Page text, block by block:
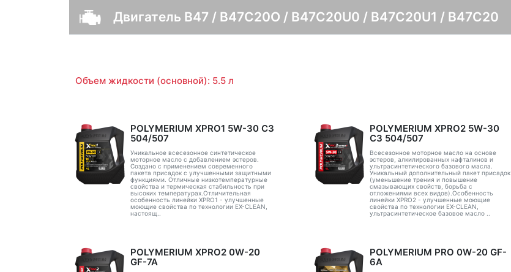
Двигатель B47 / B47C20O / B47C20U0 / B47C20U1 / B47C20
Объем жидкости (основной): 5.5 л
POLYMERIUM XPRO1 5W-30 C3
504/507
Уникальное всесезонное синтетическое
моторное масло с добавлением эстеров.
Создано с применением современного
пакета присадок с улучшенными защитными
функциями. Отличные низкотемпературные
свойства и термическая стабильность при
высоких температурах.Отличительная
особенность линейки XPRO1 - улучшенные
моющие свойства по технологии EX-CLEAN,
настоящ..
POLYMERIUM XPRO2 5W-30
C3 504/507
Всесезонное моторное масло на основе
эстеров, алкилированных нафталинов и
ультрасинтетического базового масла.
Уникальный дополнительный пакет присадок
(уменьшение трения и повышение
смазывающих свойств, борьба с
отложениями всех видов).Особенность
линейки XPRO2 - улучшенные моющие
свойства по технологии EX-CLEAN,
ультрасинтетическое базовое масло ..
POLYMERIUM XPRO2 0W-20
GF-7A
POLYMERIUM PRO 0W-20 GF-
6A